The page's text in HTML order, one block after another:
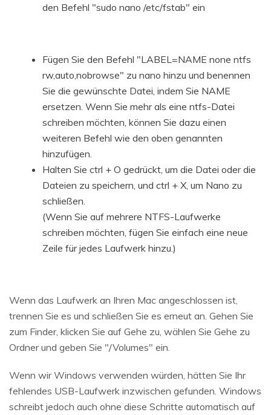
den Befehl "sudo nano /etc/fstab" ein
Fügen Sie den Befehl "LABEL=NAME none ntfs
rw,auto,nobrowse" zu nano hinzu und benennen
Sie die gewünschte Datei, indem Sie NAME
ersetzen. Wenn Sie mehr als eine ntfs-Datei
schreiben möchten, können Sie dazu einen
weiteren Befehl wie den oben genannten
hinzufügen.
Halten Sie ctrl + O gedrückt, um die Datei oder die
Dateien zu speichern, und ctrl + X, um Nano zu
schließen.
(Wenn Sie auf mehrere NTFS-Laufwerke
schreiben möchten, fügen Sie einfach eine neue
Zeile für jedes Laufwerk hinzu.)
Wenn das Laufwerk an Ihren Mac angeschlossen ist,
trennen Sie es und schließen Sie es erneut an. Gehen Sie
zum Finder, klicken Sie auf Gehe zu, wählen Sie Gehe zu
Ordner und geben Sie "/Volumes" ein.
Wenn wir Windows verwenden würden, hätten Sie Ihr
fehlendes USB-Laufwerk inzwischen gefunden. Windows
schreibt jedoch auch ohne diese Schritte automatisch auf